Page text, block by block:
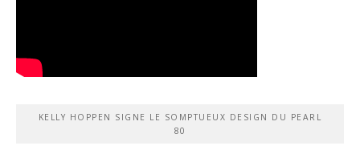
KELLY HOPPEN SIGNE LE SOMPTUEUX DESIGN DU PEARL
80